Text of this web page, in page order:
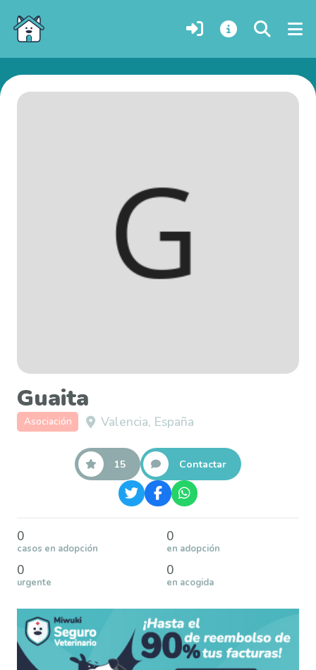
Guaita
Asociación Valencia, España
15 Contactar
0
casos en adopción
0
en adopción
0
urgente
0
en acogida